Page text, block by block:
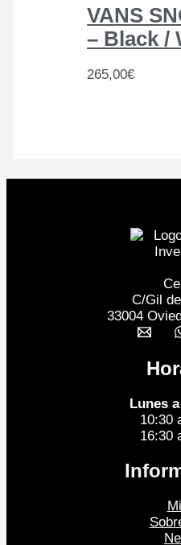
VANS
– Black /
265,00€
C/Gil
33004
Lunes
10:30
16:30